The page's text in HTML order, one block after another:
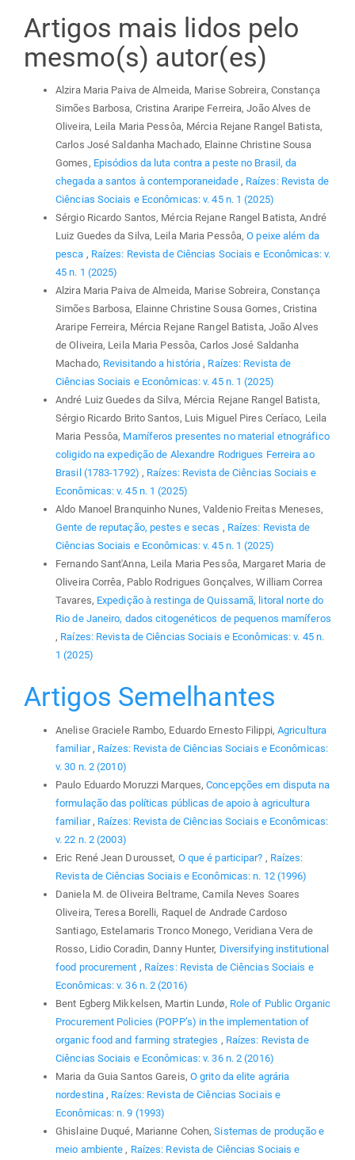
Artigos mais lidos pelo
mesmo(s) autor(es)
Alzira Maria Paiva de Almeida, Marise Sobreira, Constança
Simões Barbosa, Cristina Araripe Ferreira, João Alves de
Oliveira, Leila Maria Pessôa, Mércia Rejane Rangel Batista,
Carlos José Saldanha Machado, Elainne Christine Sousa
Gomes, Episódios da luta contra a peste no Brasil, da
chegada a santos à contemporaneidade , Raízes: Revista de
Ciências Sociais e Econômicas: v. 45 n. 1 (2025)
Sérgio Ricardo Santos, Mércia Rejane Rangel Batista, André
Luiz Guedes da Silva, Leila Maria Pessôa,O peixe além da
pesca , Raízes: Revista de Ciências Sociais e Econômicas: v.
45 n. 1 (2025)
Alzira Maria Paiva de Almeida, Marise Sobreira, Constança
Simões Barbosa, Elainne Christine Sousa Gomes, Cristina
Araripe Ferreira, Mércia Rejane Rangel Batista, João Alves
de Oliveira, Leila Maria Pessôa, Carlos José Saldanha
Machado, Revisitando a história, Raízes: Revista de
Ciências Sociais e Econômicas: v. 45 n. 1 (2025)
André Luiz Guedes da Silva, Mércia Rejane Rangel Batista,
Sérgio Ricardo Brito Santos, Luis Miguel Pires Ceríaco, Leila
Maria Pessôa, Mamíferos presentes no material etnográfico
coligido na expedição de Alexandre Rodrigues Ferreira ao
Brasil (1783-1792) , Raízes: Revista de Ciências Sociais e
Econômicas: v. 45 n. 1 (2025)
Aldo Manoel Branquinho Nunes, Valdenio Freitas Meneses,
Gente de reputação, pestes e secas , Raízes: Revista de
Ciências Sociais e Econômicas: v. 45 n. 1 (2025)
Fernando Sant'Anna, Leila Maria Pessôa, Margaret Maria de
Oliveira Corrêa, Pablo Rodrigues Gonçalves, William Correa
Tavares, Expedição à restinga de Quissamã, litoral norte do
Rio de Janeiro, dados citogenéticos de pequenos mamíferos
, Raízes: Revista de Ciências Sociais e Econômicas: v. 45 n.
1 (2025)
Artigos Semelhantes
Anelise Graciele Rambo, Eduardo Ernesto Filippi, Agricultura
familiar , Raízes: Revista de Ciências Sociais e Econômicas:
v. 30 n. 2 (2010)
Paulo Eduardo Moruzzi Marques,Concepções em disputa na
formulação das políticas públicas de apoio à agricultura
familiar , Raízes: Revista de Ciências Sociais e Econômicas:
v. 22 n. 2 (2003)
Eric René Jean Durousset, O que é participar? , Raízes:
Revista de Ciências Sociais e Econômicas: n. 12 (1996)
Daniela M. de Oliveira Beltrame, Camila Neves Soares
Oliveira, Teresa Borelli, Raquel de Andrade Cardoso
Santiago, Estelamaris Tronco Monego, Veridiana Vera de
Rosso, Lidio Coradin, Danny Hunter, Diversifying institutional
food procurement , Raízes: Revista de Ciências Sociais e
Econômicas: v. 36 n. 2 (2016)
Bent Egberg Mikkelsen, Martin Lundø, Role of Public Organic
Procurement Policies (POPP’s) in the implementation of
organic food and farming strategies , Raízes: Revista de
Ciências Sociais e Econômicas: v. 36 n. 2 (2016)
Maria da Guia Santos Gareis, O grito da elite agrária
nordestina , Raízes: Revista de Ciências Sociais e
Econômicas: n. 9 (1993)
Ghislaine Duqué, Marianne Cohen,Sistemas de produção e
meio ambiente , Raízes: Revista de Ciências Sociais e